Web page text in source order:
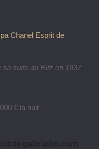
sa suite au Ritz en 1937
€ la nuit